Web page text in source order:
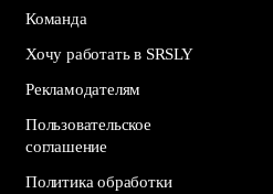
Команда
Хочу работать в SRSLY
Рекламодателям
Пользовательское
соглашение
Политика обработки